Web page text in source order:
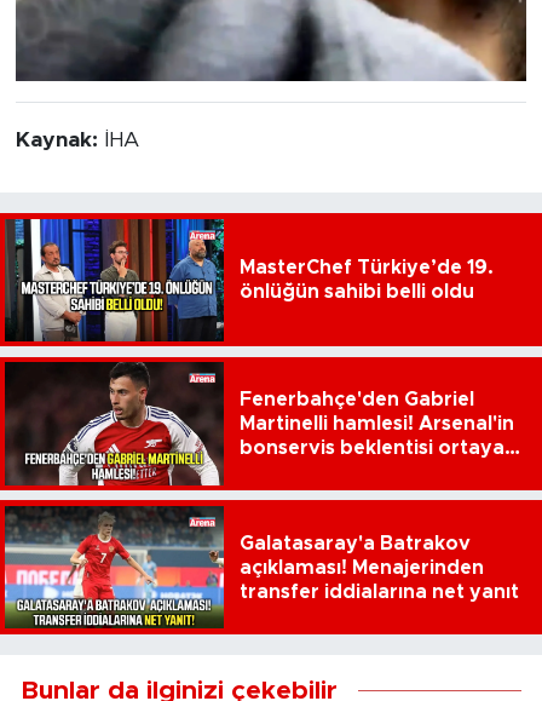
Kaynak: İHA
MasterChef Türkiye’de 19.
önlüğün sahibi belli oldu
Fenerbahçe'den Gabriel
Martinelli hamlesi! Arsenal'in
bonservis beklentisi ortaya
Galatasaray'a Batrakov
açıklaması! Menajerinden
transfer iddialarına net yanıt
Bunlar da ilginizi çekebilir